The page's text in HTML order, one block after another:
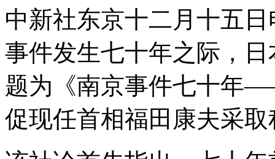
中新社东京十二月十五
事件发生七十年之际，
题为《南京事件七十年
促现任首相福田康夫采